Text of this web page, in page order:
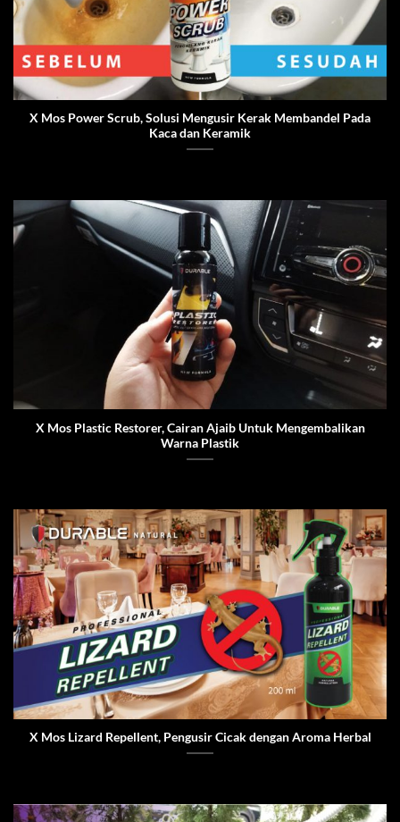
X Mos Power Scrub, Solusi Mengusir Kerak Membandel Pada
Kaca dan Keramik
X Mos Plastic Restorer, Cairan Ajaib Untuk Mengembalikan
Warna Plastik
X Mos Lizard Repellent, Pengusir Cicak dengan Aroma Herbal